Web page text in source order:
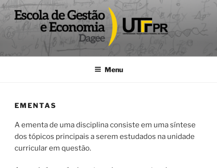
Pular
para
DAGEE
Menu
EMENTAS
A ementa de uma disciplina consiste em uma síntese
dos tópicos principais a serem estudados na unidade
curricular em questão.